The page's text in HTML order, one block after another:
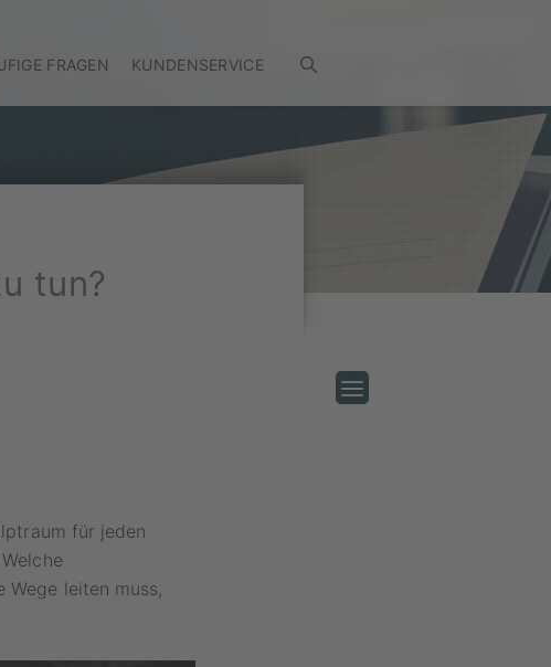
FRAGEN KUNDENSERVICE
tun?
für jeden
Wege leiten muss,